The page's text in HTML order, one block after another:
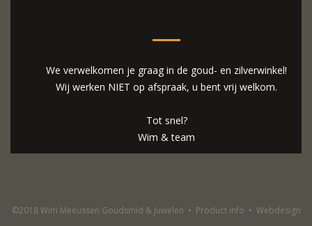
We verwelkomen je graag in de goud- en zilverwinkel!
Wij werken NIET op afspraak, u bent vrij welkom.
Tot snel?
Wim & team
©2018 Wim Meeussen Goudsmid & Juwelen • Product info • Webdesign